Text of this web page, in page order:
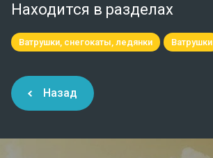
Находится в разделах
Ватрушки, снегокаты, ледянки Ватрушки
Назад